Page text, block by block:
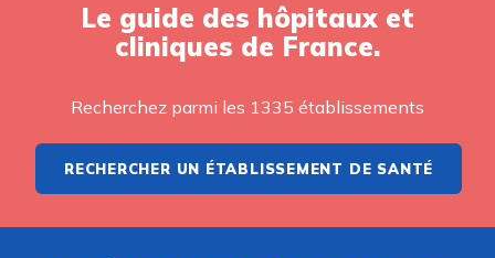
Le guide des hôpitaux et
cliniques de France.
Recherchez parmi les 1335 établissements
RECHERCHER UN ÉTABLISSEMENT DE SANTÉ